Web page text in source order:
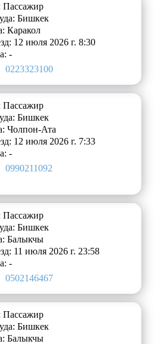
Пассажир
Бишкек
Каракол
12 июля 2026 г. 8:30
-
0223323100
Пассажир
Бишкек
Чолпон-Ата
12 июля 2026 г. 7:33
-
0990211092
Пассажир
Бишкек
Балыкчы
11 июля 2026 г. 23:58
-
0502146467
Пассажир
Бишкек
Балыкчы